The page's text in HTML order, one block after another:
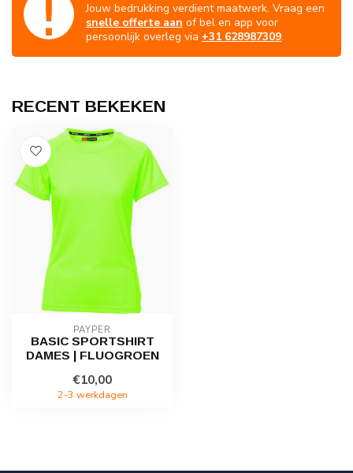
Jouw bedrukking verdient maatwerk. Vraag een
snelle offerte aan of bel en app voor
persoonlijk overleg via +31 628987309.
RECENT BEKEKEN
PAYPER
BASIC SPORTSHIRT
DAMES | FLUOGROEN
€10,00
2-3 werkdagen